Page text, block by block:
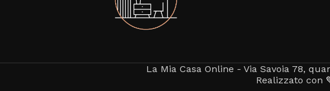
La Mia Casa Online - Via Savoia 78,
Realizzato con